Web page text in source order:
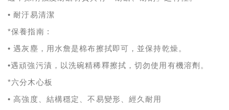
• 耐汙易清潔
*保養指南 :
•遇灰塵，用水詹是棉布擦拭即可，並保持乾燥。
•遇頑強污漬，以洗碗精稀釋擦拭，切勿使用有機溶劑。
*六分木心板
•高強度、結構穩定、不易變形、經久耐用